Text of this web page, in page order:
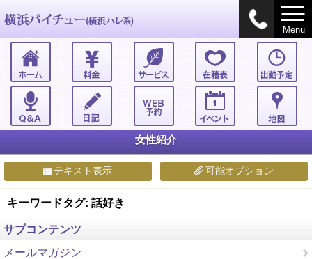
Menu
女性紹介
テキスト表示 可能オプション
キーワードタグ: 話好き
サブコンテンツ
メールマガジン